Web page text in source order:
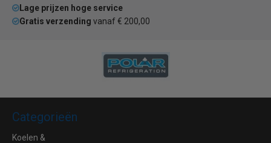
Lage prijzen hoge service
Gratis verzending vanaf € 200,00
Categorieën
Koelen &